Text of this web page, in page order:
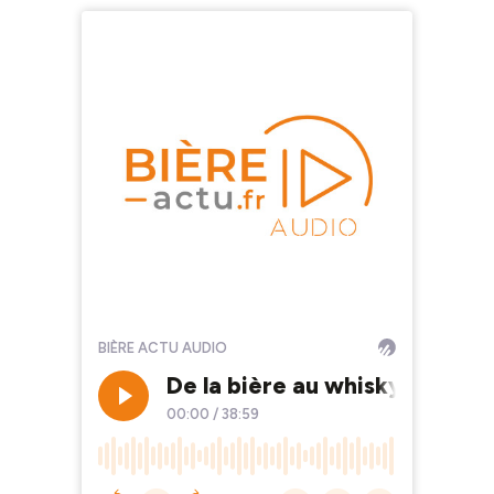
BIÈRE ACTU AUDIO
De la bière au whisky et du
00:00 / 38:59